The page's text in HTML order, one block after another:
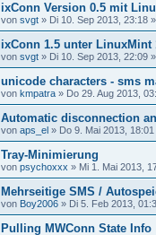
ixConn Version 0.5 mit
von svgt » Di 10. Sep 2013, 23:18
ixConn 1.5 unter LinuxMint
von svgt » Di 10. Sep 2013, 22:09
unicode characters - sms
von kmpatra » Do 29. Aug 2013,
Automatic disconnection
von aps_el » Do 9. Mai 2013, 18:01
Tray-Minimierung
von psychoxxx » Mi 1. Mai 2013,
Mehrseitige SMS /
von Boy2006 » Di 5. Feb 2013,
Pulling MWConn State Info